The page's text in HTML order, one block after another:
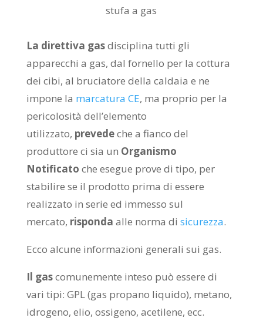
stufa a gas
La direttiva gasdisciplina tutti gli
apparecchi a gas, dal fornello per la cottura
dei cibi, al bruciatore della caldaia e ne
impone la marcatura CE, ma proprio per la
pericolosità dell’elemento
utilizzato, prevedeche a fianco del
produttore ci sia un Organismo
Notificato che esegue prove di tipo, per
stabilire se il prodotto prima di essere
realizzato in serie ed immesso sul
mercato, risponda alle norma di sicurezza.
Ecco alcune informazioni generali sui gas.
Il gascomunemente inteso può essere di
vari tipi: GPL (gas propano liquido), metano,
idrogeno, elio, ossigeno, acetilene, ecc.